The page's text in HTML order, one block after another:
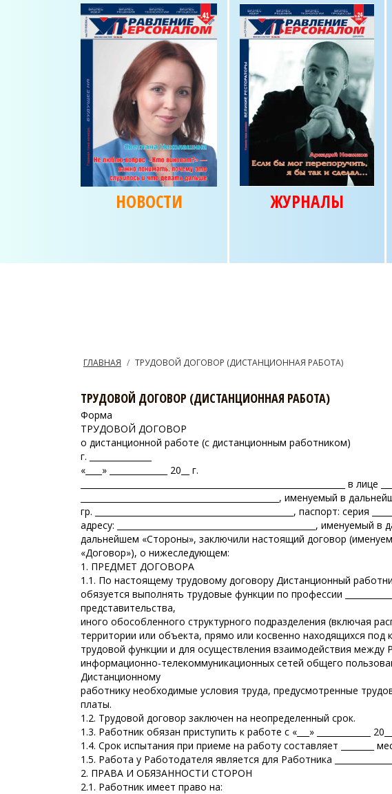
НОВОСТИ ЖУРНАЛЫ
ГЛАВНАЯ ТРУДОВОЙ ДОГОВОР (ДИСТАНЦИОННАЯ РАБОТА)
ТРУДОВОЙ ДОГОВОР (ДИСТАНЦИОННАЯ РАБОТА)
Форма
ТРУДОВОЙ ДОГОВОР
о дистанционной работе (с дистанционным работником)
г. _______________
«____» ______________ 20__ г.
________________________________________________________________ в
________________________________________________, именуемый в
гр. ________________________________________________, паспорт:
адресу: ________________________________________________,
дальнейшем «Стороны», заключили настоящий договор
«Договор»), о нижеследующем:
1. ПРЕДМЕТ ДОГОВОРА
1.1. По настоящему трудовому договору Дистанционный
обязуется выполнять трудовые функции по профессии
представительства,
иного обособленного структурного подразделения (включая
территории или объекта, прямо или косвенно находящихся
трудовой функции и для осуществления взаимодействия
информационно-телекоммуникационных сетей общего
Дистанционному
работнику необходимые условия труда, предусмотренные
платы.
1.2. Трудовой договор заключен на неопределенный срок.
1.3. Работник обязан приступить к работе с «___» _____________
1.4. Срок испытания при приеме на работу составляет ________
1.5. Работа у Работодателя является для Работника
2. ПРАВА И ОБЯЗАННОСТИ СТОРОН
2.1. Работник имеет право на: